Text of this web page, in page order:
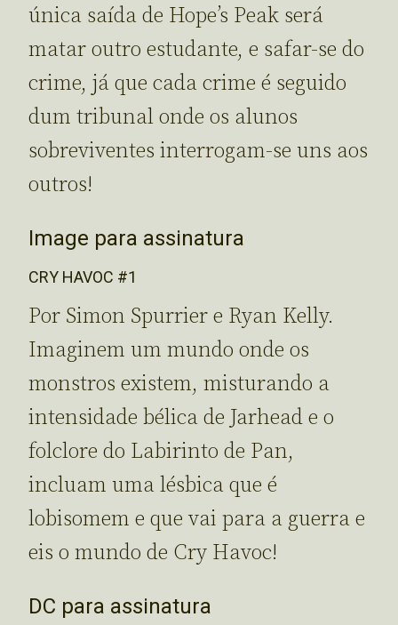
única saída de Hope’s Peak será
matar outro estudante, e safar-se do
crime, já que cada crime é seguido
dum tribunal onde os alunos
sobreviventes interrogam-se uns aos
outros!
Image para assinatura
CRY HAVOC #1
Por Simon Spurrier e Ryan Kelly.
Imaginem um mundo onde os
monstros existem, misturando a
intensidade bélica de Jarhead e o
folclore do Labirinto de Pan,
incluam uma lésbica que é
lobisomem e que vai para a guerra e
eis o mundo de Cry Havoc!
DC para assinatura